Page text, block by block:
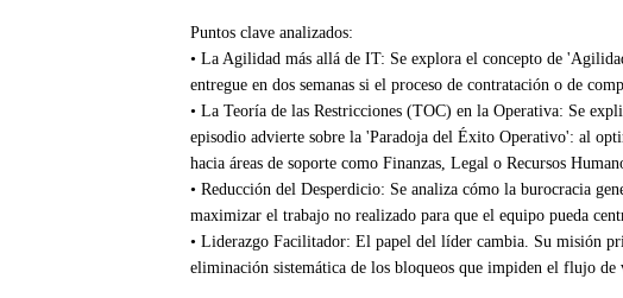
Puntos clave analizados:
• La Agilidad más allá de IT: Se explora el concepto de
entregue en dos semanas si el proceso de contratación o de
• La Teoría de las Restricciones (TOC) en la Operativa: Se
episodio advierte sobre la 'Paradoja del Éxito Operativo': al
hacia áreas de soporte como Finanzas, Legal o Recursos
• Reducción del Desperdicio: Se analiza cómo la burocracia
maximizar el trabajo no realizado para que el equipo pueda
• Liderazgo Facilitador: El papel del líder cambia. Su misión
eliminación sistemática de los bloqueos que impiden el flujo de